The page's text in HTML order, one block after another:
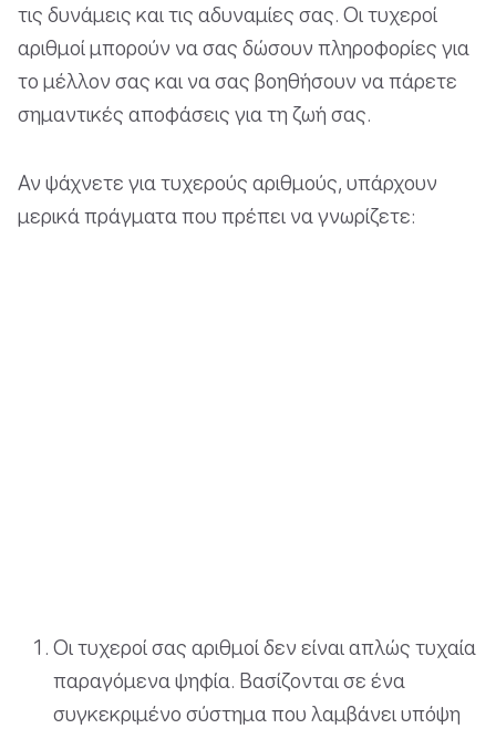
τις δυνάμεις και τις αδυναμίες σας. Οι τυχεροί
αριθμοί μπορούν να σας δώσουν πληροφορίες για
το μέλλον σας και να σας βοηθήσουν να πάρετε
σημαντικές αποφάσεις για τη ζωή σας.
Αν ψάχνετε για τυχερούς αριθμούς, υπάρχουν
μερικά πράγματα που πρέπει να γνωρίζετε:
Οι τυχεροί σας αριθμοί δεν είναι απλώς τυχαία
παραγόμενα ψηφία. Βασίζονται σε ένα
συγκεκριμένο σύστημα που λαμβάνει υπόψη